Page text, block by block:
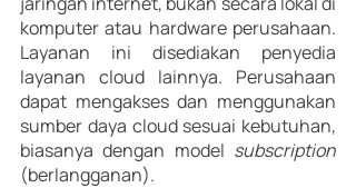
komputer atau hardware perusahaan.
Layanan ini disediakan penyedia
layanan cloud lainnya. Perusahaan
dapat mengakses dan menggunakan
sumber daya cloud sesuai kebutuhan,
biasanya dengan model
(berlangganan).